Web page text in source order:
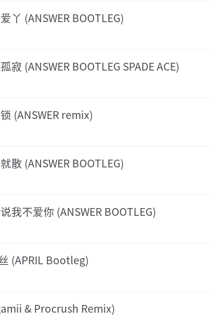
丫 (ANSWER BOOTLEG)
寂 (ANSWER BOOTLEG SPADE ACE)
(ANSWER remix)
散 (ANSWER BOOTLEG)
我不爱你 (ANSWER BOOTLEG)
(APRIL Bootleg)
& Procrush Remix)